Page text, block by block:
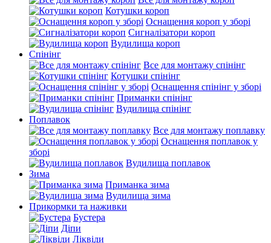
Котушки короп
Оснащення короп у зборі
Сигналізатори короп
Вудилища короп
Спінінг
Все для монтажу спінінг
Котушки спінінг
Оснащення спінінг у зборі
Приманки спінінг
Вудилища спінінг
Поплавок
Все для монтажу поплавку
Оснащення поплавок у
зборі
Вудилища поплавок
Зима
Приманка зима
Вудилища зима
Прикормки та наживки
Бустера
Діпи
Ліквіди